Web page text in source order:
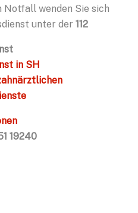
Notfall wenden Sie sich
unter der 112
in SH
19240